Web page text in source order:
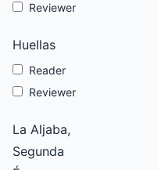
Reviewer
Huellas
Reader
Reviewer
La Aljaba,
Segunda